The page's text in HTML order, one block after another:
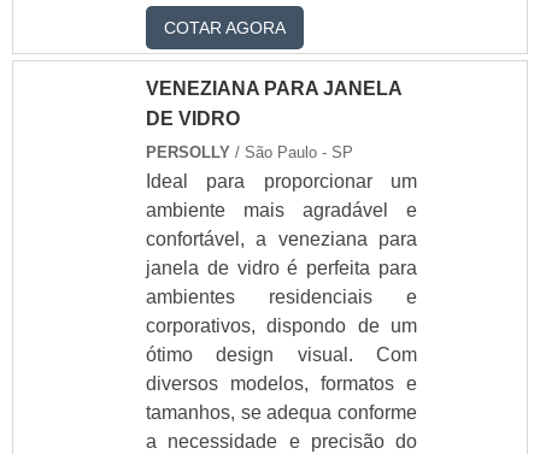
veneziana de
lâminas de PVC
Janela de vidro
temperado com
veneziana
dupla
Fornecedor de
janela dupla
Empresa de janela
dupla
Janelas duplas
Janela dupla para
centro cirúrgico
Brises de PVC
Fornecedor de
janela centro
COTAR AGORA
VENEZIANA PARA JANELA
DE VIDRO
PERSOLLY / São Paulo - SP
Ideal para proporcionar um
ambiente mais agradável e
confortável, a veneziana para
janela de vidro é perfeita para
ambientes residenciais e
corporativos, dispondo de um
ótimo design visual. Com
diversos modelos, formatos e
tamanhos, se adequa conforme
a necessidade e precisão do